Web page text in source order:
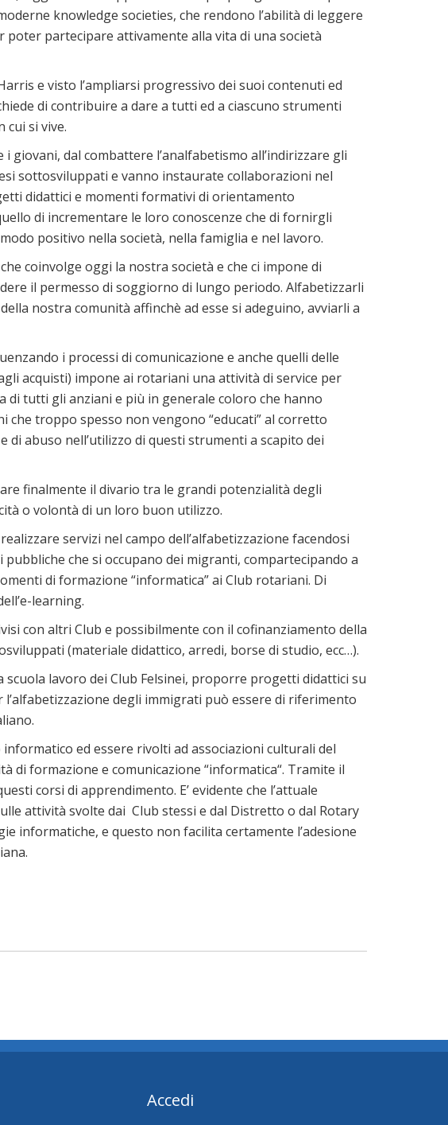
knowledge societies, che rendono l’abilità di leggere
partecipare attivamente alla vita di una società
e visto l’ampliarsi progressivo dei suoi contenuti ed
di contribuire a dare a tutti ed a ciascuno strumenti
cui si vive.
dal combattere l’analfabetismo all’indirizzare gli
sottosviluppati e vanno instaurate collaborazioni nel
didattici e momenti formativi di orientamento
di incrementare le loro conoscenze che di fornirgli
positivo nella società, nella famiglia e nel lavoro.
coinvolge oggi la nostra società e che ci impone di
il permesso di soggiorno di lungo periodo. Alfabetizzarli
nostra comunità affinchè ad esse si adeguino, avviarli a
i processi di comunicazione e anche quelli delle
acquisti) impone ai rotariani una attività di service per
di tutti gli anziani e più in generale coloro che hanno
che troppo spesso non vengono “educati” al corretto
di abuso nell’utilizzo di questi strumenti a scapito dei
finalmente il divario tra le grandi potenzialità degli
o volontà di un loro buon utilizzo.
servizi nel campo dell’alfabetizzazione facendosi
che si occupano dei migranti, compartecipando a
di formazione “informatica” ai Club rotariani. Di
learning.
con altri Club e possibilmente con il cofinanziamento della
(materiale didattico, arredi, borse di studio, ecc…).
lavoro dei Club Felsinei, proporre progetti didattici su
degli immigrati può essere di riferimento
ed essere rivolti ad associazioni culturali del
formazione e comunicazione “informatica“. Tramite il
corsi di apprendimento. E’ evidente che l’attuale
attività svolte dai Club stessi e dal Distretto o dal Rotary
informatiche, e questo non facilita certamente l’adesione
Accedi